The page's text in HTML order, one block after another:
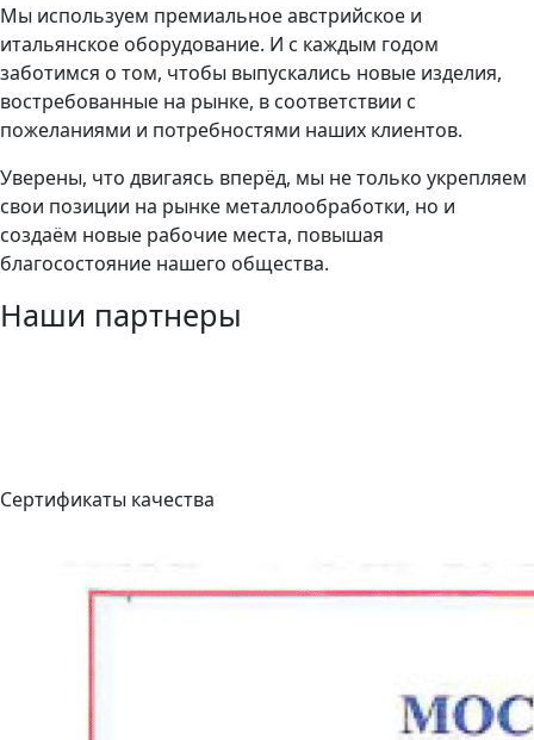
Мы используем премиальное австрийское и
итальянское оборудование. И с каждым годом
заботимся о том, чтобы выпускались новые изделия,
востребованные на рынке, в соответствии с
пожеланиями и потребностями наших клиентов.
Уверены, что двигаясь вперёд, мы не только укрепляем
свои позиции на рынке металлообработки, но и
создаём новые рабочие места, повышая
благосостояние нашего общества.
Наши партнеры
Сертификаты качества